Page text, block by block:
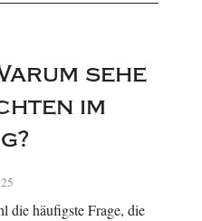
sehe
im
die häufigste Frage, die